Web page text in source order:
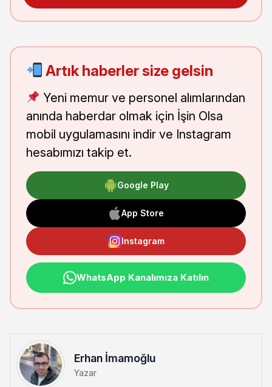
Artık haberler size gelsin
Yeni memur ve personel alımlarından
anında haberdar olmak için İşin Olsa
mobil uygulamasını indir ve Instagram
hesabımızı takip et.
Google Play
App Store
Instagram
WhatsApp Kanalımıza Katılın
Erhan İmamoğlu
Yazar